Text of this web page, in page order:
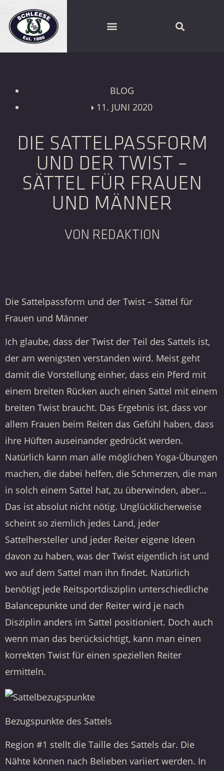
BLOG
11. JUNI 2020
DIE SATTELPASSFORM
UND DER TWIST –
SÄTTEL FÜR FRAUEN
UND MÄNNER
VON REDAKTION
Die Sattelpassform und der Twist – Sättel für
Frauen und Männer
Ich glaube, dass der Twist der Teil des Sattels ist,
der am wenigsten verstanden wird. Meist geht
damit die Vorstellung einher, dass ein Pferd mit
einem breiten Rücken auch einen Sattel mit einem
breiten Twist braucht. Das Ergebnis ist, dass vor
allem Frauen beim Reiten das Gefühl haben, dass
ihre Hüften auseinander gedrückt werden.
Natürlich kann man alle möglichen Yoga-Übungen
machen, die dabei helfen, die Schmerzen, die man
in solch einem Sattel hat, zu überwinden, aber…
Das ist absolut nicht nötig. Unglücklicherweise
scheint so ziemlich jedes Land, jeder
Sattelhersteller und jeder Reiter eigene Ideen
davon zu haben, was der Twist eigentlich ist und
wo auf dem Sattel man ihn findet. Natürlich
benötigt jede Reitsportdisziplin unterschiedliche
Balancepunkte und der Reiter wird je nach
Disziplin anders im Sattel positioniert. Doch auch
wenn man das berücksichtigt, kann man einen
korrekten Twist für einen speziellen Reiter
ermitteln.
Bezugspunkte des Sattels
Region #1 stellt die Taille des Sattels dar. Die
Nähte können nach Belieben variiert werden. In